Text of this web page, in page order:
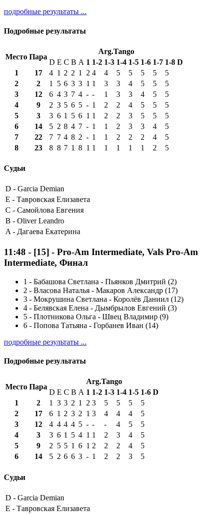
подробные результаты ...
Подробные результаты
Место Пара
Arg.Tango
D E C B A 1 1-2 1-3 1-4 1-5 1-6 1-7 1-8 D
1
17 4 1 2 2 1 2 4 4 5 5 5 5
5
2
2 1 5 6 3 3 1 1 3 3 4 5 5
5
3
12 6 4 3 7 4 - - 1 3 3 4 5
5
4
9 2 3 5 6 5 - 1 2 2 4 5 5
5
5
3 3 6 1 5 6 1 1 2 2 3 5 5
5
6
14 5 2 8 4 7 - 1 1 2 3 3 4
5
7
22 7 7 4 8 2 - 1 1 2 2 2 4
5
8
23 8 8 7 1 8 1 1 1 1 1 1 2 5
Судьи
D - Garcia Demian
E - Тавровская Елизавета
C - Самойлова Евгения
B - Oliver Leandro
A - Дагаева Екатерина
11:48 - [15] - Pro-Am Intermediate, Vals Pro-Am
Intermediate, Финал
1 - Бабашова Светлана - Пьянков Дмитрий (2)
2 - Власова Наталья - Макаров Александр (17)
3 - Мокрушина Светлана - Королёв Даниил (12)
4 - Белявская Елена - Дымбрылов Евгений (3)
5 - Плотникова Ольга - Швец Владимир (9)
6 - Попова Татьяна - Горбанев Иван (14)
подробные результаты ...
Подробные результаты
Место Пара
Arg.Tango
D E C B A 1 1-2 1-3 1-4 1-5 1-6 D
1
2 1 3 3 2 1 2 3 5 5 5
5
2
17 6 1 2 3 2 1 3 4 4 4
5
3
12 4 4 4 4 5 - - - 4 5
5
4
3 3 6 1 5 4 1 1 2 3 4
5
5
9 2 5 5 1 6 1 2 2 2 4
5
6
14 5 2 6 6 3 - 1 2 2 3 5
Судьи
D - Garcia Demian
E - Тавровская Елизавета